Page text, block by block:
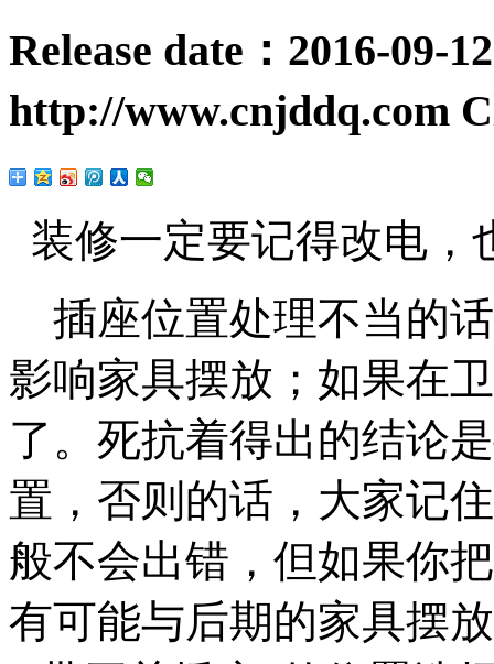
Release date： 2016-09-
http://www.cnjddq.com
装修一定要记得改电，
插座位置处理不当的
影响家具摆放；如果在
了。死抗着得出的结论
置，否则的话，大家记
般不会出错，但如果你
有可能与后期的家具摆